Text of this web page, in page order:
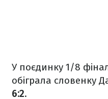
У поєдинку 1/8
обіграла словенку
6:2.